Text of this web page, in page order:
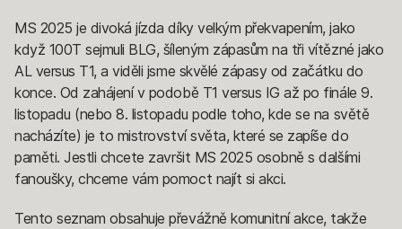
MS 2025 je divoká jízda díky velkým překvapením, jako
když 100T sejmuli BLG, šíleným zápasům na tři vítězné jako
AL versus T1, a viděli jsme skvělé zápasy od začátku do
konce. Od zahájení v podobě T1 versus IG až po finále 9.
listopadu (nebo 8. listopadu podle toho, kde se na světě
nacházíte) je to mistrovství světa, které se zapíše do
paměti. Jestli chcete završit MS 2025 osobně s dalšími
fanoušky, chceme vám pomoct najít si akci.
Tento seznam obsahuje převážně komunitní akce, takže